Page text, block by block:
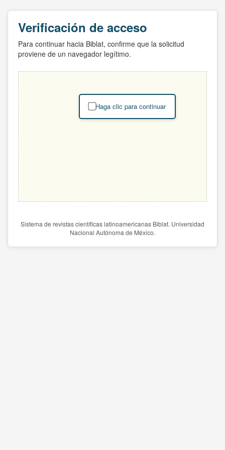
Verificación de acceso
Para continuar hacia Biblat, confirme que la solicitud
proviene de un navegador legítimo.
Haga clic para continuar
Sistema de revistas científicas latinoamericanas Biblat. Universidad
Nacional Autónoma de México.